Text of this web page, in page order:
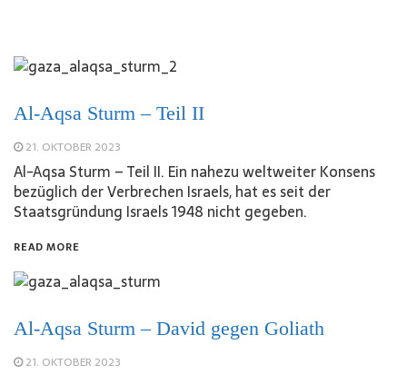
Al-Aqsa Sturm – Teil II
21. OKTOBER 2023
Al-Aqsa Sturm – Teil II. Ein nahezu weltweiter Konsens
bezüglich der Verbrechen Israels, hat es seit der
Staatsgründung Israels 1948 nicht gegeben.
READ MORE
Al-Aqsa Sturm – David gegen Goliath
21. OKTOBER 2023